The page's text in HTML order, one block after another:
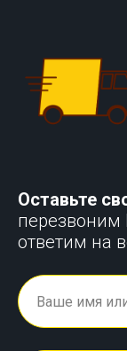
Оставьте
перезвоним
ответим на